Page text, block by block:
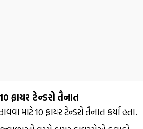
ફાયર ટેન્ડરો તૈનાત
માટે 10 ફાયર ટેન્ડરો તૈનાત કર્યા હતા.